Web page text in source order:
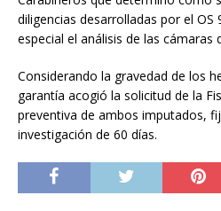
diligencias desarrolladas por el OS
especial el análisis de las cámaras
Considerando la gravedad de los
garantía acogió la solicitud de la
preventiva de ambos imputados,
investigación de 60 días.